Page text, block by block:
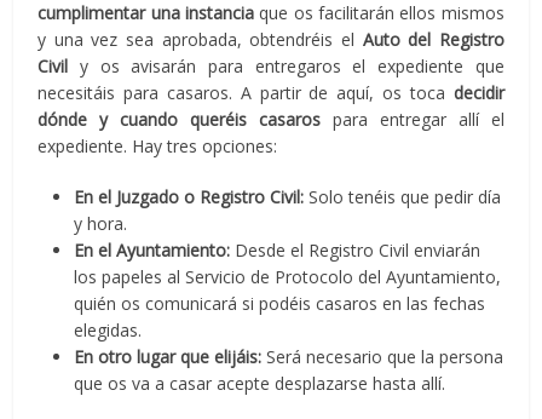
cumplimentar una instanciaque os facilitarán ellos mismos
y una vez sea aprobada, obtendréis el Auto del Registro
Civil y os avisarán para entregaros el expediente que
necesitáis para casaros. A partir de aquí, os toca decidir
dónde y cuando queréis casaros para entregar allí el
expediente. Hay tres opciones:
En el Juzgado o Registro Civil: Solo tenéis que pedir día
y hora.
En el Ayuntamiento: Desde el Registro Civil enviarán
los papeles al Servicio de Protocolo del Ayuntamiento,
quién os comunicará si podéis casaros en las fechas
elegidas.
En otro lugar que elijáis: Será necesario que la persona
que os va a casar acepte desplazarse hasta allí.